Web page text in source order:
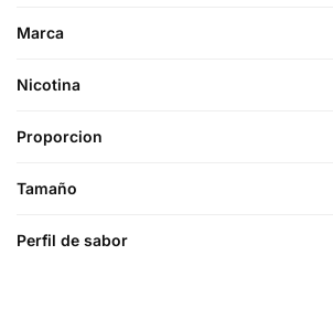
Marca
Nicotina
Proporcion
Tamaño
Perfil de sabor